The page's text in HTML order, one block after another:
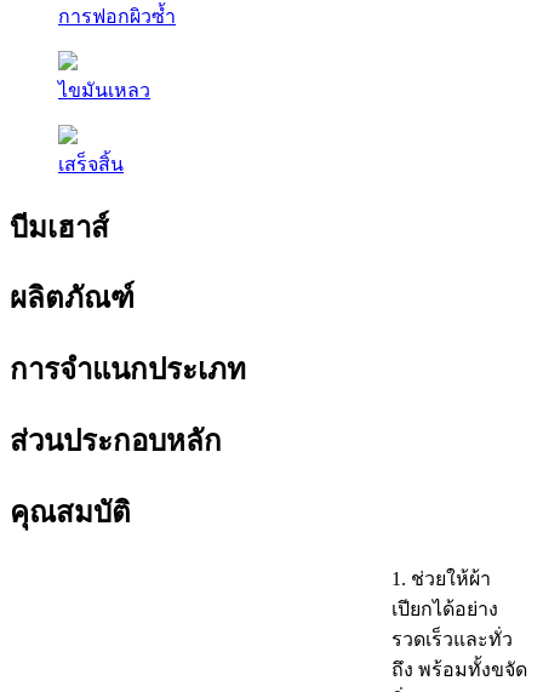
การฟอกผิวซ้ำ
ไขมันเหลว
เสร็จสิ้น
บีมเฮาส์
ผลิตภัณฑ์
การจำแนกประเภท
ส่วนประกอบหลัก
คุณสมบัติ
1. ช่วยให้ผ้า
เปียกได้อย่าง
รวดเร็วและทั่ว
ถึง พร้อมทั้งขจัด